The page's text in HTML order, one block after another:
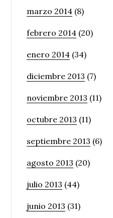
marzo 2014 (8)
febrero 2014 (20)
enero 2014 (34)
diciembre 2013 (7)
noviembre 2013 (11)
octubre 2013 (11)
septiembre 2013 (6)
agosto 2013 (20)
julio 2013 (44)
junio 2013 (31)